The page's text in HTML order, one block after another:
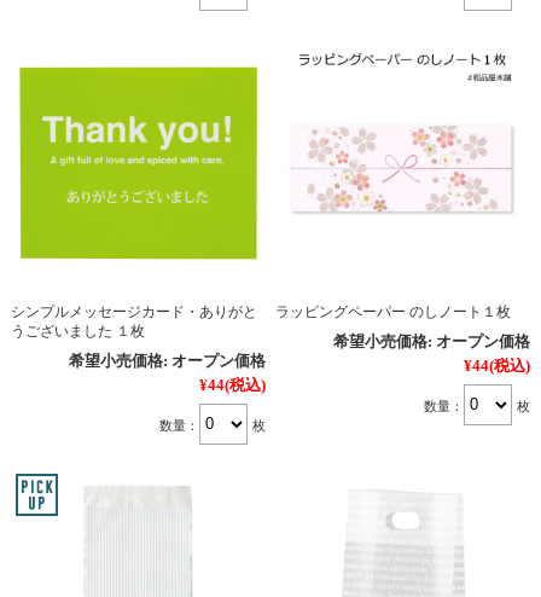
シンプルメッセージカード・ありがと
うございました １枚
希望小売価格: オープン価格
¥44(税込)
数量： 枚
ラッピングペーパー のしノート１枚
希望小売価格: オープン価格
¥44(税込)
数量： 枚